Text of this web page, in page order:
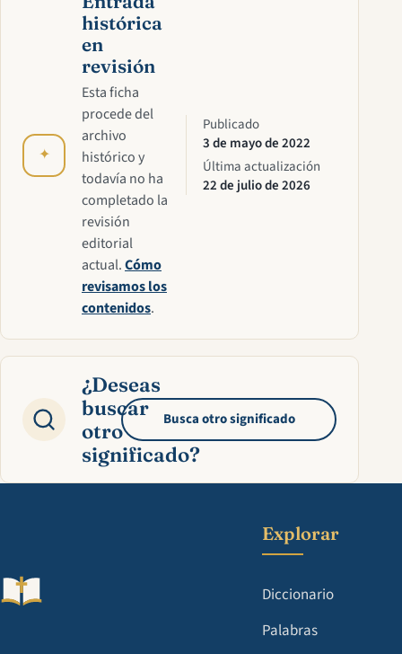
✦
histórica
en
revisión
Esta ficha
procede del
archivo
histórico y
todavía no ha
completado la
revisión
editorial
actual.Cómo
revisamos los
contenidos.
Publicado
3 de mayo de 2022
Última actualización
22 de julio de 2026
¿Deseas
buscar
otro
significado?
Busca otro significado
Explorar
Diccionario
Palabras